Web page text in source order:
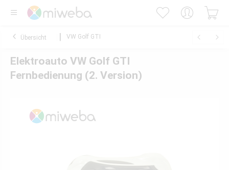
Übersicht VW Golf GTI
Elektroauto VW Golf GTI
Fernbedienung (2. Version)